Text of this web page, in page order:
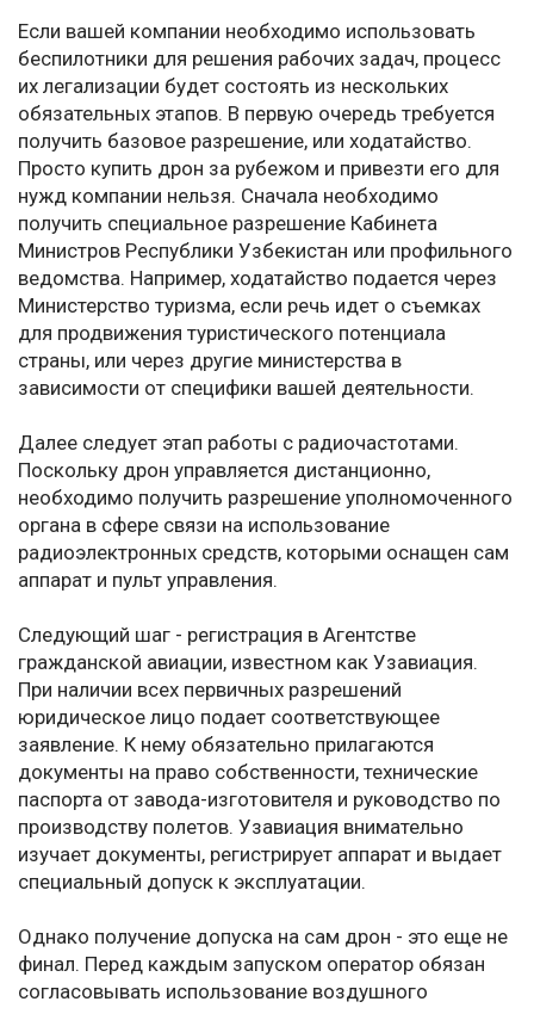
Если вашей компании необходимо использовать
беспилотники для решения рабочих задач, процесс
их легализации будет состоять из нескольких
обязательных этапов. В первую очередь требуется
получить базовое разрешение, или ходатайство.
Просто купить дрон за рубежом и привезти его для
нужд компании нельзя. Сначала необходимо
получить специальное разрешение Кабинета
Министров Республики Узбекистан или профильного
ведомства. Например, ходатайство подается через
Министерство туризма, если речь идет о съемках
для продвижения туристического потенциала
страны, или через другие министерства в
зависимости от специфики вашей деятельности.
Далее следует этап работы с радиочастотами.
Поскольку дрон управляется дистанционно,
необходимо получить разрешение уполномоченного
органа в сфере связи на использование
радиоэлектронных средств, которыми оснащен сам
аппарат и пульт управления.
Следующий шаг - регистрация в Агентстве
гражданской авиации, известном как Узавиация.
При наличии всех первичных разрешений
юридическое лицо подает соответствующее
заявление. К нему обязательно прилагаются
документы на право собственности, технические
паспорта от завода-изготовителя и руководство по
производству полетов. Узавиация внимательно
изучает документы, регистрирует аппарат и выдает
специальный допуск к эксплуатации.
Однако получение допуска на сам дрон - это еще не
финал. Перед каждым запуском оператор обязан
согласовывать использование воздушного